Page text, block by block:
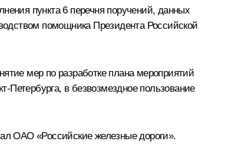
пункта 6 перечня поручений, данных
помощника Президента Российской
мер по разработке плана мероприятий
Петербурга, в безвозмездное пользование
ОАО «Российские железные дороги».